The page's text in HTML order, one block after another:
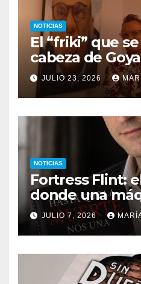
NOTICIAS
El “friki” que
cabeza de
descubrir qué
monstruos
JULIO 23, 2026
NOTICIAS
Fortress Flint:
donde una
escribir, un
recuerdo
todo
JULIO 7, 2026